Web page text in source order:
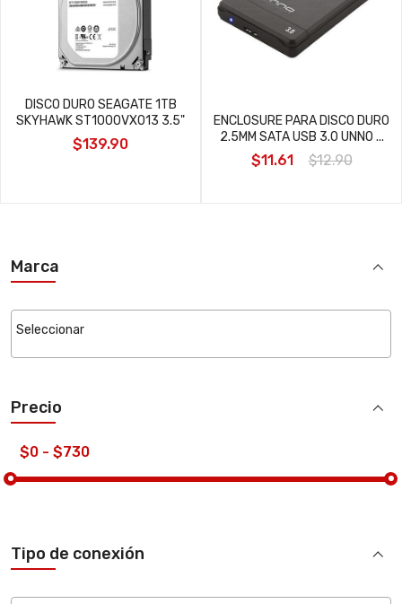
Marca
Precio
Tipo de conexión
DISCO DURO SEAGATE 1TB
SKYHAWK ST1000VX013 3.5"
$139.90
ENCLOSURE PARA DISCO DURO
2.5MM SATA USB 3.0 UNNO ...
$11.61 $12.90